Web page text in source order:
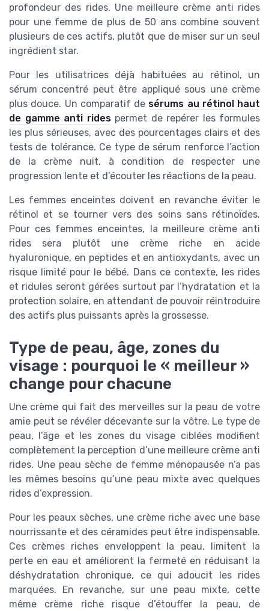
profondeur des rides. Une meilleure crème anti rides
pour une femme de plus de 50 ans combine souvent
plusieurs de ces actifs, plutôt que de miser sur un seul
ingrédient star.
Pour les utilisatrices déjà habituées au rétinol, un
sérum concentré peut être appliqué sous une crème
plus douce. Un comparatif de sérums au rétinol haut
de gamme anti ridespermet de repérer les formules
les plus sérieuses, avec des pourcentages clairs et des
tests de tolérance. Ce type de sérum renforce l’action
de la crème nuit, à condition de respecter une
progression lente et d’écouter les réactions de la peau.
Les femmes enceintes doivent en revanche éviter le
rétinol et se tourner vers des soins sans rétinoïdes.
Pour ces femmes enceintes, la meilleure crème anti
rides sera plutôt une crème riche en acide
hyaluronique, en peptides et en antioxydants, avec un
risque limité pour le bébé. Dans ce contexte, les rides
et ridules seront gérées surtout par l’hydratation et la
protection solaire, en attendant de pouvoir réintroduire
des actifs plus puissants après la grossesse.
Type de peau, âge, zones du
visage : pourquoi le « meilleur »
change pour chacune
Une crème qui fait des merveilles sur la peau de votre
amie peut se révéler décevante sur la vôtre. Le type de
peau, l’âge et les zones du visage ciblées modifient
complètement la perception d’une meilleure crème anti
rides. Une peau sèche de femme ménopausée n’a pas
les mêmes besoins qu’une peau mixte avec quelques
rides d’expression.
Pour les peaux sèches, une crème riche avec une base
nourrissante et des céramides peut être indispensable.
Ces crèmes riches enveloppent la peau, limitent la
perte en eau et améliorent la fermeté en réduisant la
déshydratation chronique, ce qui adoucit les rides
marquées. En revanche, sur une peau mixte, cette
même crème riche risque d’étouffer la peau, de